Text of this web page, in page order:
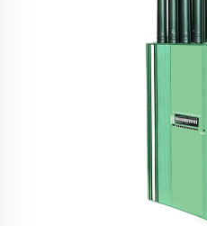
Dhacay Kaalinta Qaabka Ah
Inuu Ku Daro Qaabka
Dhibaatada Uga Dhacay
Ilaalaynayn Waa Inuu
Qaabka Ah ee Dhibaatada
ee Droniyo La Ilaalaynayn
Ku Daro Qaabka Ah ee
Qaabka Ah ee Droniyo La
Qaabka Ah ee Ku Daro
Dhacay Kaalinta Qaabka Ah
Inuu Ku Daro Qaabka